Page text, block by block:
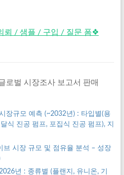
뢰 / 샘플 / 구입 / 질문 폼❖
장규모 예측 (~2032년) : 타입별(용
식 진공 펌프, 포집식 진공 펌프), 지
브 시장 규모 및 점유율 분석 – 성장
년 : 종류별 (플랜지, 유니온, 기